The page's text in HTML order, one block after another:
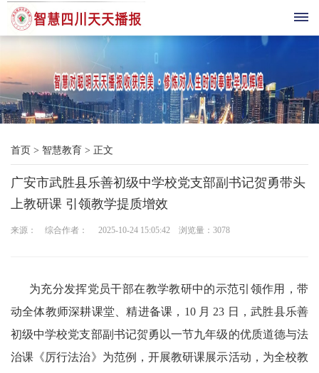
首
综
合
播
三
农
智
首页 > 智慧教育 > 正文
广安市武胜县乐善初级中学校党支部副书记贺勇带头
上教研课 引领教学提质增效
来源： 综合作者： 2025-10-24 15:05:42 浏览量： 3078
为充分发挥党员干部在教学教研中的示范引领作用，带
动全体教师深耕课堂、精进备课，10 月 23 日，武胜县乐善
初级中学校党支部副书记贺勇以一节九年级的优质道德与法
治课《厉行法治》为范例，开展教研课展示活动，为全校教